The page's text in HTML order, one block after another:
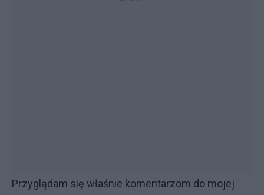
Przyglądam się właśnie komentarzom do mojej